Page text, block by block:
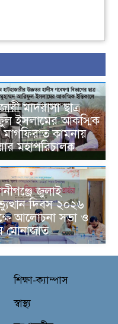
মাদরাসা ছাত্র
ইসলামের আকস্মিক
কামনায়
মহাপরিচালক
জুলাই
দিবস ২০২৬
আলোচনা সভা ও
মোনাজাত
শিক্ষা-ক্যাম্পাস
স্বাস্থ্য